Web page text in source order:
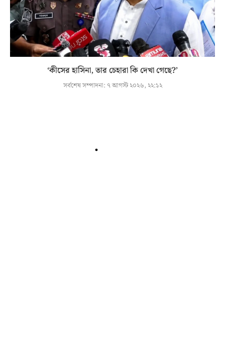
‘কীসের হাসিনা, তার চেহারা কি দেখা গেছে?’
সর্বশেষ সম্পাদনা: ৭ আগস্ট ২০২৬, ২২:১২